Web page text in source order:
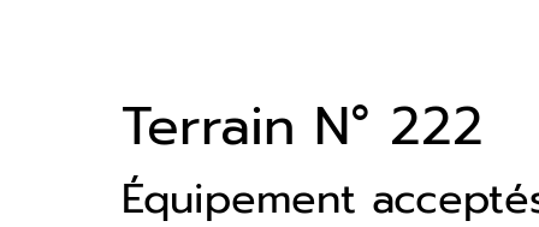
Terrain N° 222
Équipement